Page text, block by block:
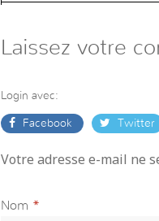
Laissez votre
Login avec:
Facebook Twitter
Votre adresse e-mail ne
Nom *